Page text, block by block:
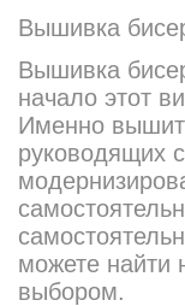
Вышивка
Вышивка
начало этот
Именно
руководящих
можете найти
выбором.